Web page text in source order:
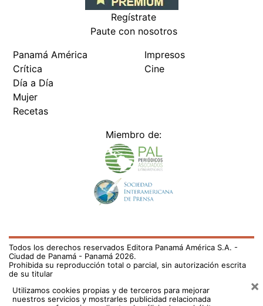
Regístrate
Paute con nosotros
Panamá América
Crítica
Día a Día
Mujer
Recetas
Impresos
Cine
Miembro de:
Todos los derechos reservados Editora Panamá América S.A. -
Ciudad de Panamá - Panamá 2026.
Prohibida su reproducción total o parcial, sin autorización escrita
de su titular
Utilizamos cookies propias y de terceros para mejorar
nuestros servicios y mostrarles publicidad relacionada
×